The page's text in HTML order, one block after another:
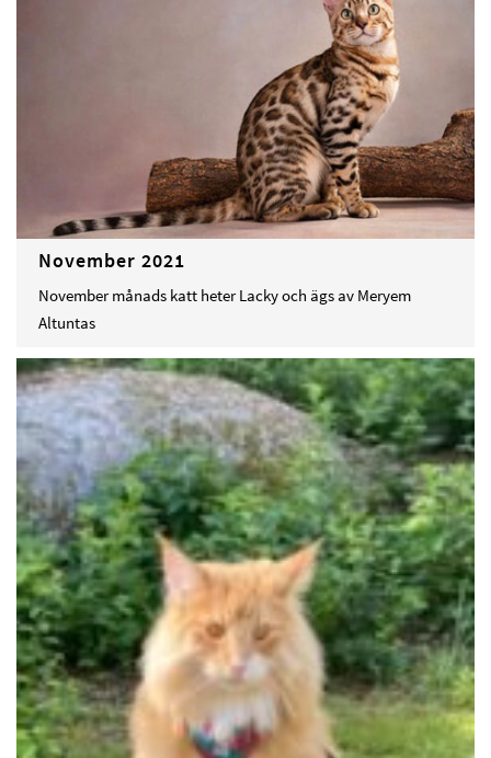
November 2021
November månads katt heter Lacky och ägs av Meryem
Altuntas